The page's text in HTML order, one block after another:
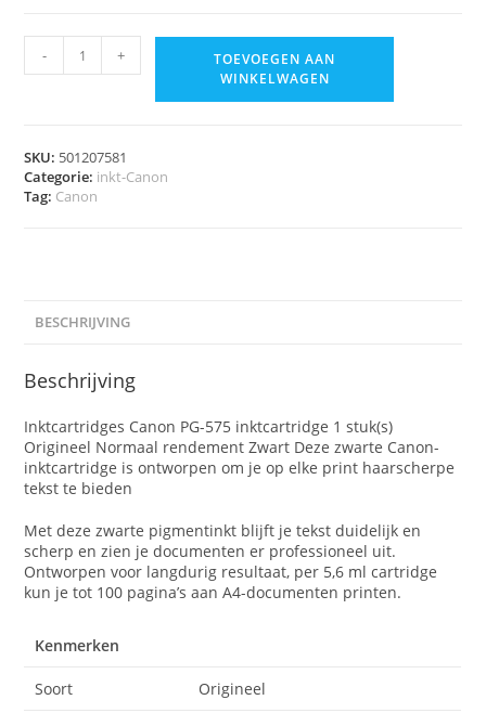
- +
TOEVOEGEN AAN
WINKELWAGEN
SKU: 501207581
Categorie: inkt-Canon
Tag: Canon
BESCHRIJVING
Beschrijving
Inktcartridges Canon PG-575 inktcartridge 1 stuk(s)
Origineel Normaal rendement Zwart Deze zwarte Canon-
inktcartridge is ontworpen om je op elke print haarscherpe
tekst te bieden
Met deze zwarte pigmentinkt blijft je tekst duidelijk en
scherp en zien je documenten er professioneel uit.
Ontworpen voor langdurig resultaat, per 5,6 ml cartridge
kun je tot 100 pagina’s aan A4-documenten printen.
Kenmerken
Soort Origineel